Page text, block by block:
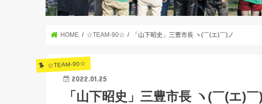
HOME ☆TEAM-90☆ 「山下昭史」三豊市長 ヽ(￣(エ)￣)ノ
☆TEAM-90☆
2022.01.25
「山下昭史」三豊市長 ヽ(￣(エ)￣